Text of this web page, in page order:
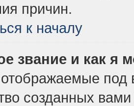
причин.
к началу
звание и как я
созданных